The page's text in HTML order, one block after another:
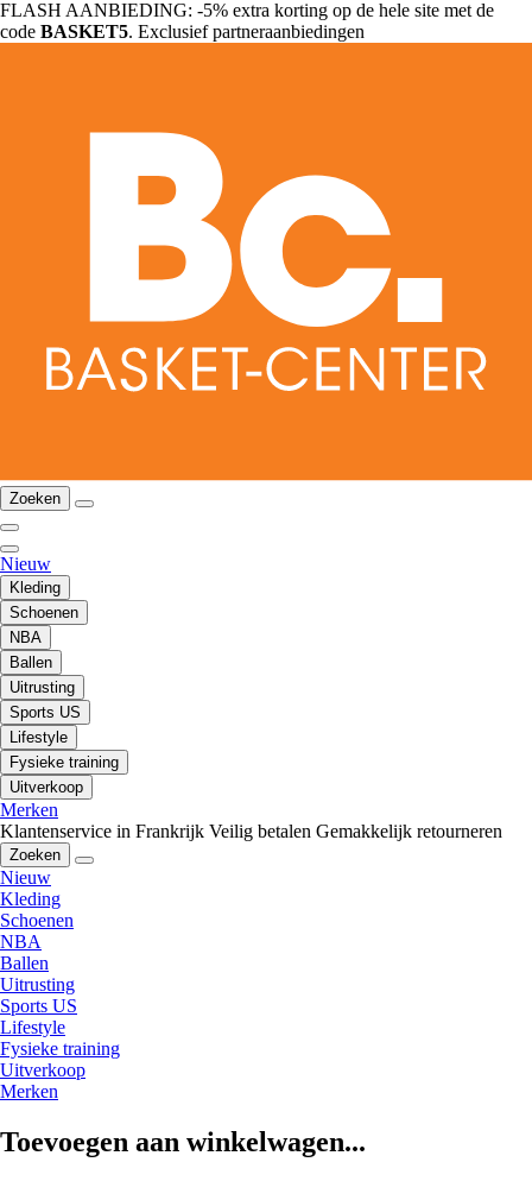
FLASH AANBIEDING: -5% extra korting op de hele site met de
code BASKET5. Exclusief partneraanbiedingen
Zoeken
Nieuw
Kleding
Schoenen
NBA
Ballen
Uitrusting
Sports US
Lifestyle
Fysieke training
Uitverkoop
Merken
Klantenservice in Frankrijk Veilig betalen Gemakkelijk retourneren
Zoeken
Nieuw
Kleding
Schoenen
NBA
Ballen
Uitrusting
Sports US
Lifestyle
Fysieke training
Uitverkoop
Merken
Toevoegen aan winkelwagen...